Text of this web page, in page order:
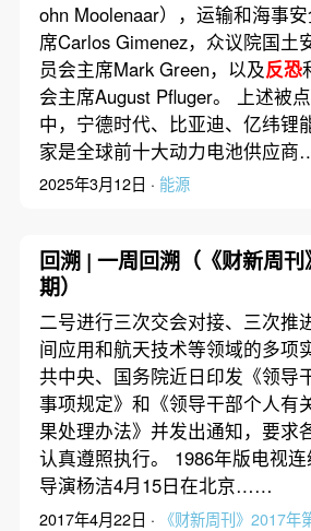
ohn Moolenaar），运输和海事
席Carlos Gimenez，众议院国土
员会主席Mark Green，以及反恐
会主席August Pfluger。 上述被
中，宁德时代、比亚迪、亿纬锂
家是全球前十大动力电池供应
2025年3月12日 · 能源
回溯 | 一周回溯（《财新周
期）
二号进行三次交会对接、三次推
间应用和航天技术等领域的多项
共中央、国务院近日印发《领导
事项规定》和《领导干部个人有
果处理办法》并发出通知，要求
认真遵照执行。 1986年版电视连
导演杨洁4月15日在北京……
2017年4月22日 · 《财新周刊》2017年